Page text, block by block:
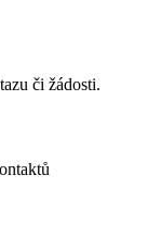
či žádosti.